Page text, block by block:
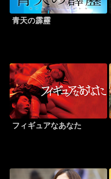
青天の霹靂
フィギュアなあなた